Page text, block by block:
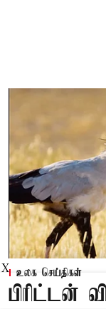
உலக செய்திகள்
பிரிட்டன்
X